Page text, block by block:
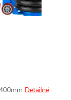
Detailné